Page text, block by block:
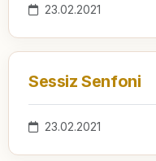
23.02.2021
Sessiz Senfoni
23.02.2021